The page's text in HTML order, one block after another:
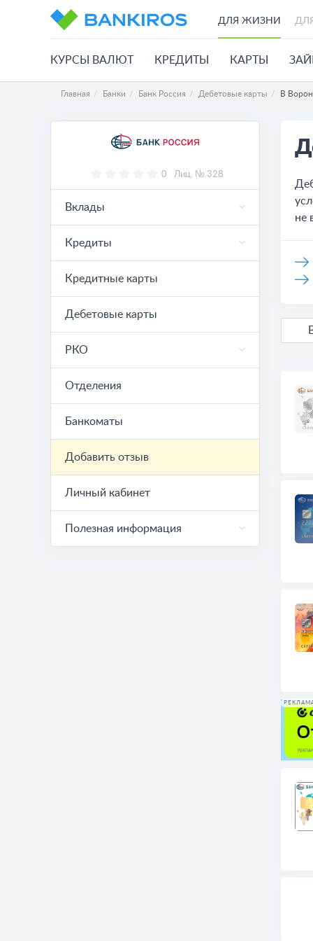
ДЛЯ ЖИЗНИ
КУРСЫ ВАЛЮТ КРЕДИТЫ КАРТЫ
Главная Банки Банк Россия Дебетовые карты В
0 Лиц. № 328
Вклады
Кредиты
Кредитные карты
Дебетовые карты
РКО
Отделения
Банкоматы
Добавить отзыв
Личный кабинет
Полезная информация
не